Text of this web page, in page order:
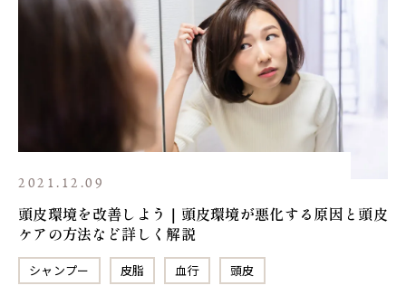
2021.12.09
頭皮環境を改善しよう｜頭皮環境が悪化する原因と頭皮
ケアの方法など詳しく解説
シャンプー 皮脂 血行 頭皮